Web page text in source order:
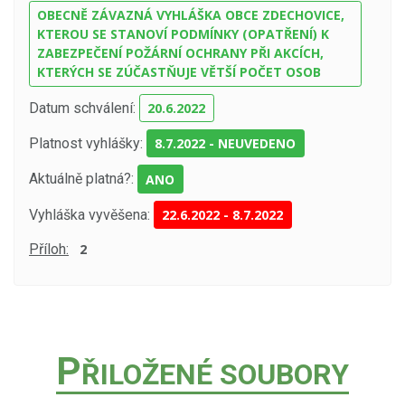
OBECNĚ ZÁVAZNÁ VYHLÁŠKA OBCE ZDECHOVICE,
KTEROU SE STANOVÍ PODMÍNKY (OPATŘENÍ) K
ZABEZPEČENÍ POŽÁRNÍ OCHRANY PŘI AKCÍCH,
KTERÝCH SE ZÚČASTŇUJE VĚTŠÍ POČET OSOB
Datum schválení: 20.6.2022
Platnost vyhlášky: 8.7.2022 - NEUVEDENO
Aktuálně platná?: ANO
Vyhláška vyvěšena: 22.6.2022 - 8.7.2022
Příloh: 2
PŘILOŽENÉ SOUBORY